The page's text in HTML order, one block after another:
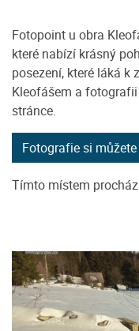
Fotopoint u obra
které nabízí krásný
posezení, které láká k
Kleofášem a
stránce.
Fotografie si
Tímto místem